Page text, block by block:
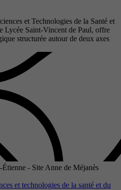
et Technologies de la Santé et
Lycée Saint-Vincent de Paul, offre
structurée autour de deux axes
- Site Anne de Méjanès
et technologies de la santé et du